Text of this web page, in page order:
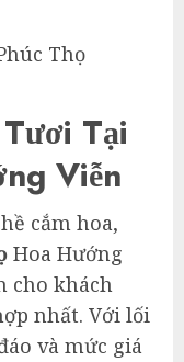
Thọ
Tại
Viễn
cắm hoa,
Hoa Hướng
cho khách
nhất. Với lối
và mức giá